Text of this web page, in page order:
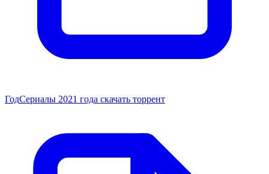
ГодСериалы 2021 года скачать торрент